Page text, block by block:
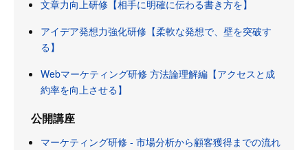
文章力向上研修【相手に明確に伝わる書き方を】
アイデア発想力強化研修【柔軟な発想で、壁を突破す
る】
Webマーケティング研修 方法論理解編【アクセスと成
約率を向上させる】
公開講座
マーケティング研修 - 市場分析から顧客獲得までの流れ